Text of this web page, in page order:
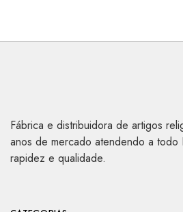
Fábrica e distribuidora de artigos
anos de mercado atendendo a todo
rapidez e qualidade.